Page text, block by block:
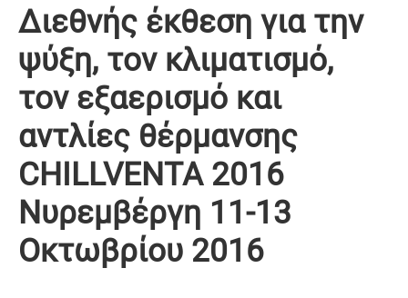
Διεθνής έκθεση για την
ψύξη, τον κλιματισμό,
τον εξαερισμό και
αντλίες θέρμανσης
CHILLVENTA 2016
Νυρεμβέργη 11-13
Οκτωβρίου 2016